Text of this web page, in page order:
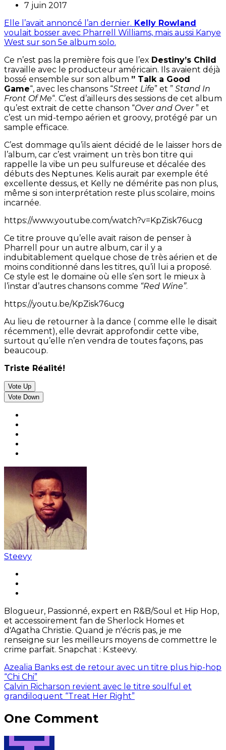
7 juin 2017
Elle l’avait annoncé l’an dernier. Kelly Rowland
voulait bosser avec Pharrell Williams, mais aussi Kanye
West sur son 5e album solo.
Ce n’est pas la première fois que l’ex Destiny’s Child
travaille avec le producteur américain. Ils avaient déjà
bossé ensemble sur son album ” Talk a Good
Game“, avec les chansons “Street Life” et ” Stand In
Front Of Me“. C’est d’ailleurs des sessions de cet album
qu’est extrait de cette chanson “Over and Over” et
c’est un mid-tempo aérien et groovy, protégé par un
sample efficace.
C’est dommage qu’ils aient décidé de le laisser hors de
l’album, car c’est vraiment un très bon titre qui
rappelle la vibe un peu sulfureuse et décalée des
débuts des Neptunes. Kelis aurait par exemple été
excellente dessus, et Kelly ne démérite pas non plus,
même si son interprétation reste plus scolaire, moins
incarnée.
https://www.youtube.com/watch?v=KpZisk76ucg
Ce titre prouve qu’elle avait raison de penser à
Pharrell pour un autre album, car il y a
indubitablement quelque chose de très aérien et de
moins conditionné dans les titres, qu’il lui a proposé.
Ce style est le domaine où elle s’en sort le mieux à
l’instar d’autres chansons comme “Red Wine”.
https://youtu.be/KpZisk76ucg
Au lieu de retourner à la dance ( comme elle le disait
récemment), elle devrait approfondir cette vibe,
surtout qu’elle n’en vendra de toutes façons, pas
beaucoup.
Triste Réalité!
Vote Up
Vote Down
Steevy
Blogueur, Passionné, expert en R&B/Soul et Hip Hop,
et accessoirement fan de Sherlock Homes et
d'Agatha Christie. Quand je n'écris pas, je me
renseigne sur les meilleurs moyens de commettre le
crime parfait. Snapchat : K.steevy.
Azealia Banks est de retour avec un titre plus hip-hop
“Chi Chi”
Calvin Richarson revient avec le titre soulful et
grandiloquent “Treat Her Right”
One Comment